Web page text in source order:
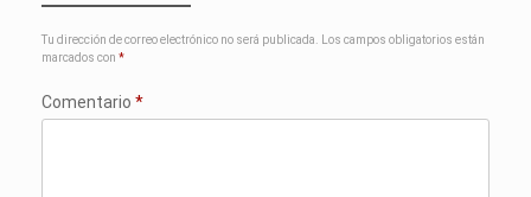
Tu dirección de correo electrónico no será publicada.
Los campos obligatorios están
marcados con *
Comentario *